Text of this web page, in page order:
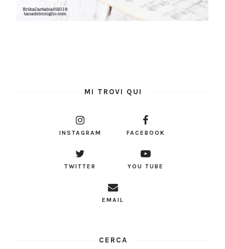
MI TROVI QUI
INSTAGRAM FACEBOOK
TWITTER YOU TUBE
EMAIL
CERCA